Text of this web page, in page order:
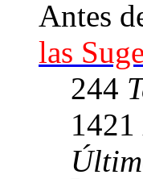
Antes
las
244
1421